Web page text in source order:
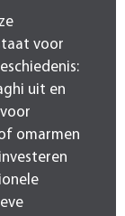
voor
uit en
omarmen